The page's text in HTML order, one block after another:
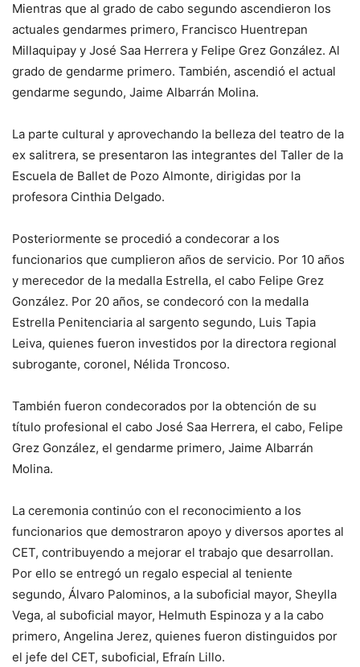
Mientras que al grado de cabo segundo ascendieron los
actuales gendarmes primero, Francisco Huentrepan
Millaquipay y José Saa Herrera y Felipe Grez González. Al
grado de gendarme primero. También, ascendió el actual
gendarme segundo, Jaime Albarrán Molina.
La parte cultural y aprovechando la belleza del teatro de la
ex salitrera, se presentaron las integrantes del Taller de la
Escuela de Ballet de Pozo Almonte, dirigidas por la
profesora Cinthia Delgado.
Posteriormente se procedió a condecorar a los
funcionarios que cumplieron años de servicio. Por 10 años
y merecedor de la medalla Estrella, el cabo Felipe Grez
González. Por 20 años, se condecoró con la medalla
Estrella Penitenciaria al sargento segundo, Luis Tapia
Leiva, quienes fueron investidos por la directora regional
subrogante, coronel, Nélida Troncoso.
También fueron condecorados por la obtención de su
título profesional el cabo José Saa Herrera, el cabo, Felipe
Grez González, el gendarme primero, Jaime Albarrán
Molina.
La ceremonia continúo con el reconocimiento a los
funcionarios que demostraron apoyo y diversos aportes al
CET, contribuyendo a mejorar el trabajo que desarrollan.
Por ello se entregó un regalo especial al teniente
segundo, Álvaro Palominos, a la suboficial mayor, Sheylla
Vega, al suboficial mayor, Helmuth Espinoza y a la cabo
primero, Angelina Jerez, quienes fueron distinguidos por
el jefe del CET, suboficial, Efraín Lillo.